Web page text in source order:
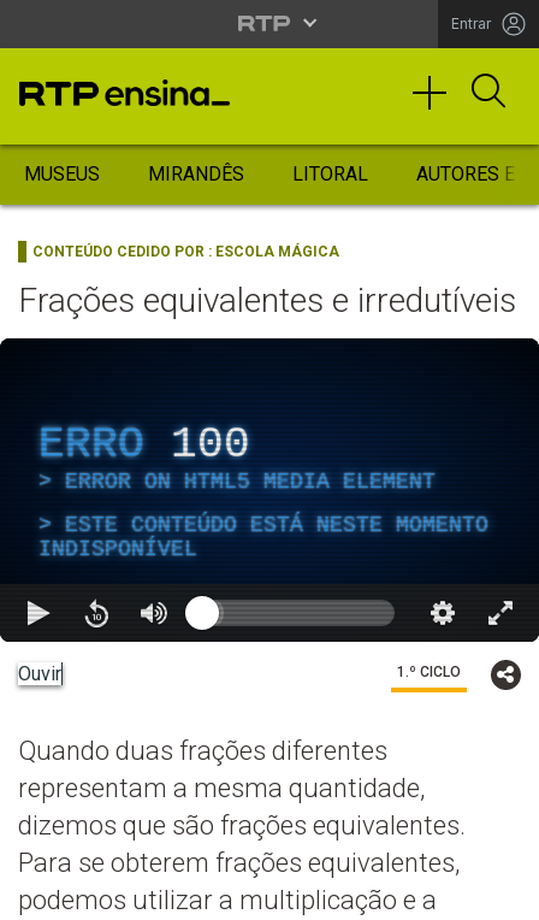
Entrar
MUSEUS MIRANDÊS LITORAL AUTORES
CONTEÚDO CEDIDO POR : ESCOLA MÁGICA
Frações equivalentes e irredutíveis
ERRO 100
ERROR ON HTML5 MEDIA ELEMENT
ESTE CONTEÚDO ESTÁ NESTE MOMENTO
INDISPONÍVEL
Ouvir 1.º CICLO
Quando duas frações diferentes
representam a mesma quantidade,
dizemos que são frações equivalentes.
Para se obterem frações equivalentes,
podemos utilizar a multiplicação e a